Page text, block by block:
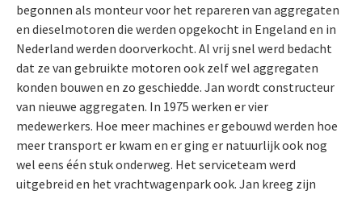
begonnen als monteur voor het repareren van aggregaten
en dieselmotoren die werden opgekocht in Engeland en in
Nederland werden doorverkocht. Al vrij snel werd bedacht
dat ze van gebruikte motoren ook zelf wel aggregaten
konden bouwen en zo geschiedde. Jan wordt constructeur
van nieuwe aggregaten. In 1975 werken er vier
medewerkers. Hoe meer machines er gebouwd werden hoe
meer transport er kwam en er ging er natuurlijk ook nog
wel eens één stuk onderweg. Het serviceteam werd
uitgebreid en het vrachtwagenpark ook. Jan kreeg zijn